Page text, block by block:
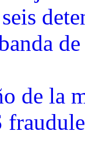
de la